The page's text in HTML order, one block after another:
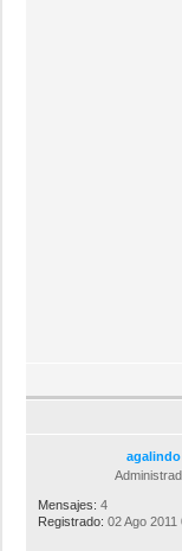
agalindo
Mensajes: 4
Registrado: 02 Ago 2011